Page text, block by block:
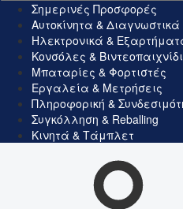
Σημερινές Προσφορές
Αυτοκίνητα & Διαγνωστικά
Ηλεκτρονικά &
Κονσόλες &
Μπαταρίες & Φορτιστές
Εργαλεία & Μετρήσεις
Πληροφορική &
Συγκόλληση & Reballing
Κινητά & Τάμπλετ